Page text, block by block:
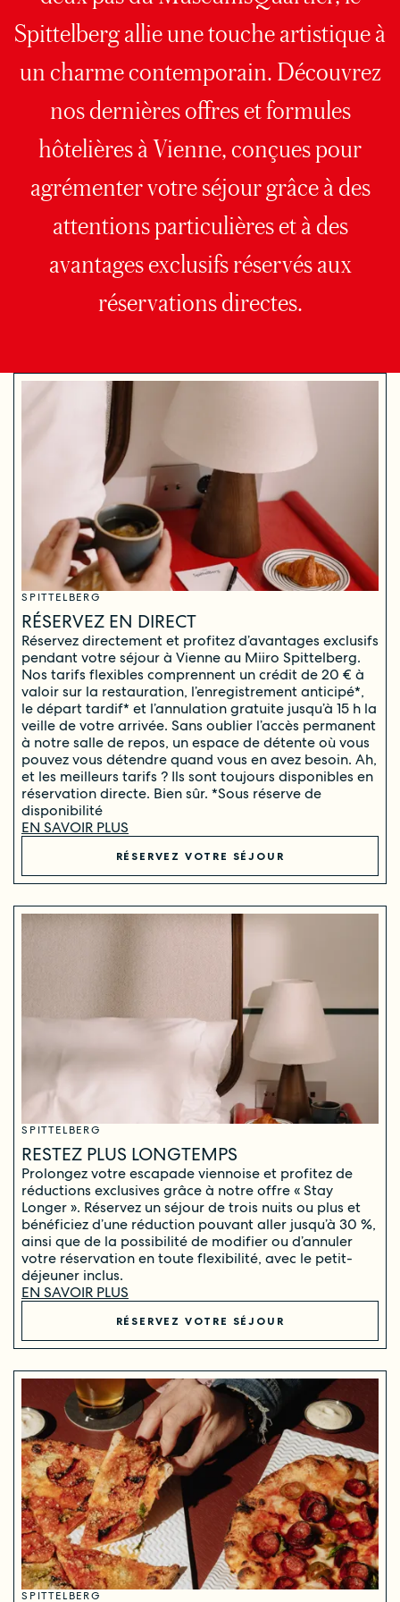
Spittelberg allie une touche artistique à
un charme contemporain. Découvrez
nos dernières offres et formules
hôtelières à Vienne, conçues pour
agrémenter votre séjour grâce à des
attentions particulières et à des
avantages exclusifs réservés aux
réservations directes.
SPITTELBERG
RÉSERVEZ EN DIRECT
Réservez directement et profitez d’avantages exclusifs
pendant votre séjour à Vienne au Miiro Spittelberg.
Nos tarifs flexibles comprennent un crédit de 20 € à
valoir sur la restauration, l’enregistrement anticipé*,
le départ tardif* et l’annulation gratuite jusqu’à 15 h la
veille de votre arrivée. Sans oublier l’accès permanent
à notre salle de repos, un espace de détente où vous
pouvez vous détendre quand vous en avez besoin. Ah,
et les meilleurs tarifs ? Ils sont toujours disponibles en
réservation directe. Bien sûr. *Sous réserve de
disponibilité
EN SAVOIR PLUS
RÉSERVEZ VOTRE SÉJOUR
SPITTELBERG
RESTEZ PLUS LONGTEMPS
Prolongez votre escapade viennoise et profitez de
réductions exclusives grâce à notre offre « Stay
Longer ». Réservez un séjour de trois nuits ou plus et
bénéficiez d’une réduction pouvant aller jusqu’à 30 %,
ainsi que de la possibilité de modifier ou d’annuler
votre réservation en toute flexibilité, avec le petit-
déjeuner inclus.
EN SAVOIR PLUS
RÉSERVEZ VOTRE SÉJOUR
SPITTELBERG